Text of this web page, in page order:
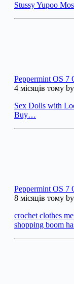
Stussy Yupoo
Peppermint OS
4 місяців тому
Sex Dolls with
Buy…
Peppermint OS
8 місяців тому
crochet clothes
shopping boom